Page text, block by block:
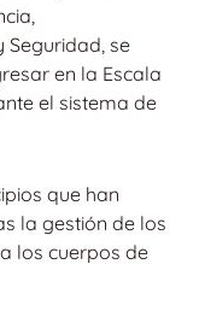
Seguridad, se
en la Escala
el sistema de
que han
la gestión de los
los cuerpos de